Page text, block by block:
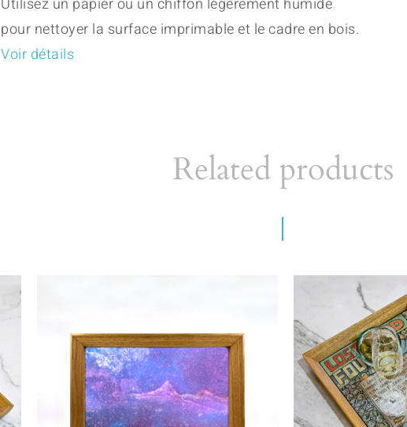
pour nettoyer la surface imprimable et le cadre en bois.
Voir détails
Related products